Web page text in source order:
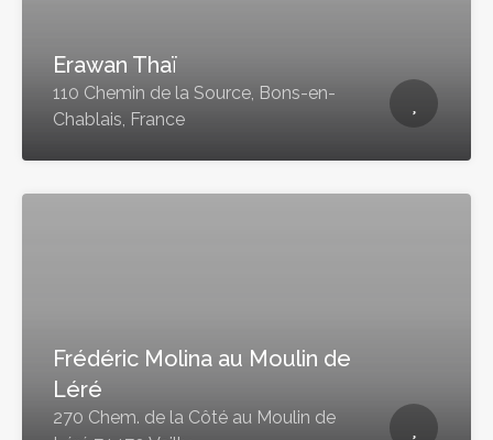
Erawan Thaï
110 Chemin de la Source, Bons-en-
Chablais, France
Frédéric Molina au Moulin de
Léré
270 Chem. de la Côté au Moulin de